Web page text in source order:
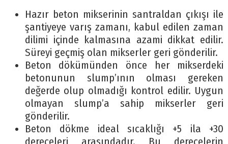
Hazır beton mikserinin santraldan çıkışı ile
şantiyeye varış zamanı, kabul edilen zaman
dilimi içinde kalmasına azami dikkat edilir.
Süreyi geçmiş olan mikserler geri gönderilir.
Beton dökümünden önce her mikserdeki
betonunun slump’ının olması gereken
değerde olup olmadığı kontrol edilir. Uygun
olmayan slump’a sahip mikserler geri
gönderilir.
Beton dökme ideal sıcaklığı +5 ila +30